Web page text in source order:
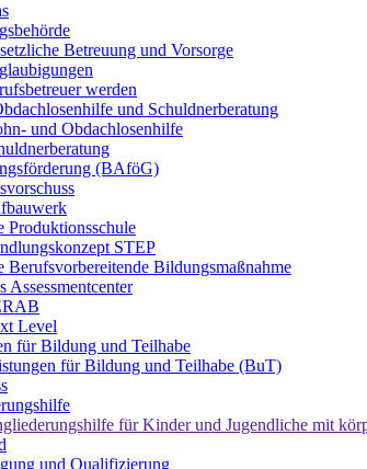
Betreuung und Vorsorge
werden
und Schuldnerberatung
und Obdachlosenhilfe
(BAföG)
Produktionsschule
STEP
Berufsvorbereitende Bildungsmaßnahme
Assessmentcenter
Level
für Bildung und Teilhabe
für Bildung und Teilhabe (BuT)
für Kinder und Jugendliche mit
und Qualifizierung